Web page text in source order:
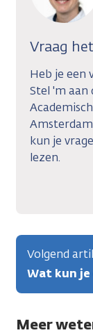
Vraag
Heb je een
Stel 'm aan
kun je
lezen.
Volgend
Wat kun je
Meer